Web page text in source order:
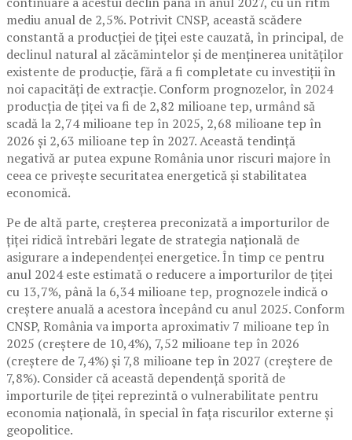
mediu anual de 2,5%. Potrivit CNSP, această scădere
constantă a producției de țiței este cauzată, în principal, de
declinul natural al zăcămintelor și de menținerea unităților
existente de producție, fără a fi completate cu investiții în
noi capacități de extracție. Conform prognozelor, în 2024
producția de țiței va fi de 2,82 milioane tep, urmând să
scadă la 2,74 milioane tep în 2025, 2,68 milioane tep în
2026 și 2,63 milioane tep în 2027. Această tendință
negativă ar putea expune România unor riscuri majore în
ceea ce privește securitatea energetică și stabilitatea
economică.
Pe de altă parte, creșterea preconizată a importurilor de
țiței ridică întrebări legate de strategia națională de
asigurare a independenței energetice. În timp ce pentru
anul 2024 este estimată o reducere a importurilor de țiței
cu 13,7%, până la 6,34 milioane tep, prognozele indică o
creștere anuală a acestora începând cu anul 2025. Conform
CNSP, România va importa aproximativ 7 milioane tep în
2025 (creștere de 10,4%), 7,52 milioane tep în 2026
(creștere de 7,4%) și 7,8 milioane tep în 2027 (creștere de
7,8%). Consider că această dependență sporită de
importurile de țiței reprezintă o vulnerabilitate pentru
economia națională, în special în fața riscurilor externe și
geopolitice.